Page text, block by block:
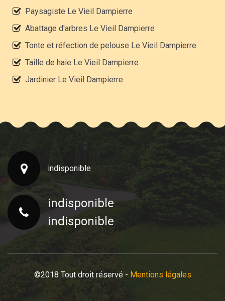
Paysagiste Le Vieil Dampierre
Abattage d'arbres Le Vieil Dampierre
Tonte et réfection de pelouse Le Vieil Dampierre
Taille de haie Le Vieil Dampierre
Jardinier Le Vieil Dampierre
indisponible
indisponible
indisponible
©2018 Tout droit réservé - Mentions légales